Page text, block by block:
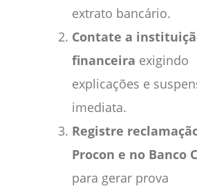
extrato bancário.
Contate a
financeira exigindo
explicações e
imediata.
Registre
Procon e no Banco
para gerar prova